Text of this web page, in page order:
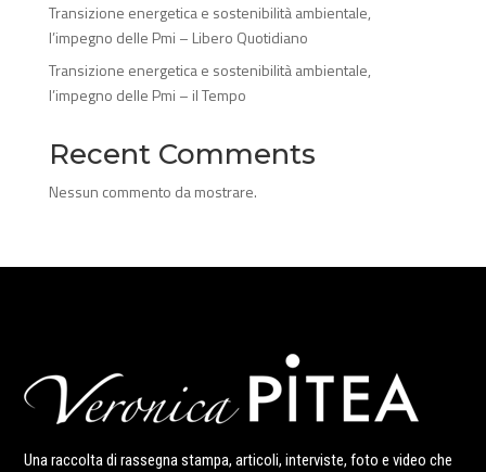
Transizione energetica e sostenibilità ambientale,
l’impegno delle Pmi – Libero Quotidiano
Transizione energetica e sostenibilità ambientale,
l’impegno delle Pmi – il Tempo
Recent Comments
Nessun commento da mostrare.
Una raccolta di rassegna stampa, articoli, interviste, foto e video che